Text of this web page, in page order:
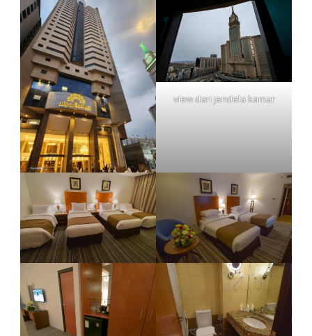
view dari jendela kamar